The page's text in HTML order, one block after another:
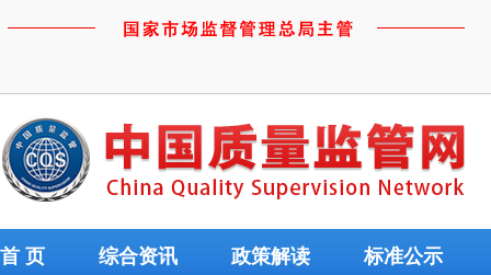
首 页 综合资讯 政策解读 标准公示